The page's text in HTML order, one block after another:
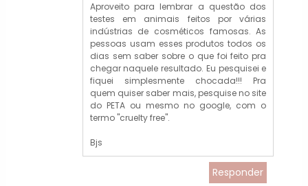
Aproveito para lembrar a questão dos
testes em animais feitos por várias
indústrias de cosméticos famosas. As
pessoas usam esses produtos todos os
dias sem saber sobre o que foi feito pra
chegar naquele resultado. Eu pesquisei e
fiquei simplesmente chocada!!! Pra
quem quiser saber mais, pesquise no site
do PETA ou mesmo no google, com o
termo "cruelty free".
Bjs
Responder